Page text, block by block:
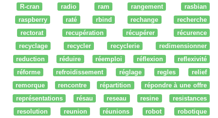
R-cran
radio ram rangement
rasbian
raspberry
raté rbind rechange
recherche
rectorat
recupération récupérer
récurence
recyclage
recycler recyclerie
redimensionner
reduction
réduire réemploi réflexion
reflexivité
réforme
refroidissement réglage regles
relief
remorque
rencontre répartition
répondre à une offre
représentations
résau reseau resine
resistances
resolution
reunion réunions robot
robotique